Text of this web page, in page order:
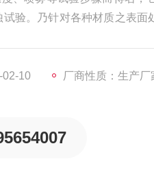
验。乃针对各种材质之表面
02-10 厂商性质：生产厂